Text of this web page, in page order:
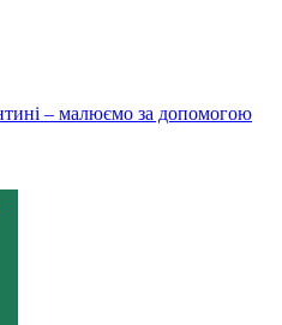
– малюємо за допомогою